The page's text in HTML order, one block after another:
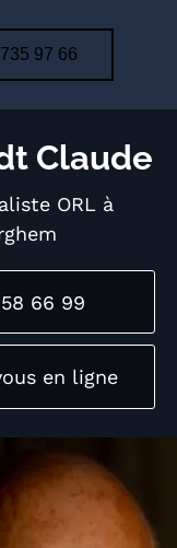
97 66
Claude
ORL à
66 99
en ligne